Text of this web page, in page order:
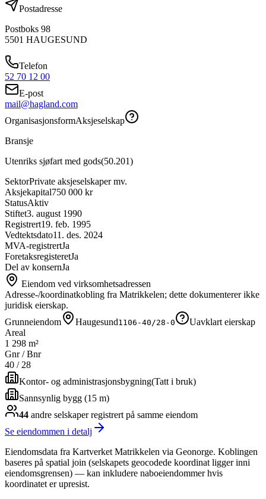
Postadresse
Postboks 98
5501 HAUGESUND
Telefon
52 70 12 00
E-post
mail@hagland.com
OrganisasjonsformAksjeselskap
Bransje
Utenriks sjøfart med gods(50.201)
SektorPrivate aksjeselskaper mv.
Aksjekapital750 000 kr
StatusAktiv
Stiftet3. august 1990
Registrert19. feb. 1995
Vedtektsdato11. des. 2024
MVA-registrertJa
ForetaksregisteretJa
Del av konsernJa
Eiendom ved virksomhetsadressen
Adresse-/koordinatkobling fra Matrikkelen; dette dokumenterer ikke
juridisk eierskap.
Grunneiendom
Haugesund1106-40/28-0
Uavklart eierskap
Areal
1 298 m²
Gnr / Bnr
40 /28
Kontor- og administrasjonsbygning(Tatt i bruk)
Sannsynlig bygg (15 m)
44 andre selskaperregistrert på samme eiendom
Se eiendommen i detalj
Eiendomsdata fra Kartverket Matrikkelen via Geonorge. Koblingen
baseres på spatial join (selskapets geocodede koordinat ligger inni
eiendomsgrensen) — kan inkludere naboeiendommer hvis
koordinatet er upresist.